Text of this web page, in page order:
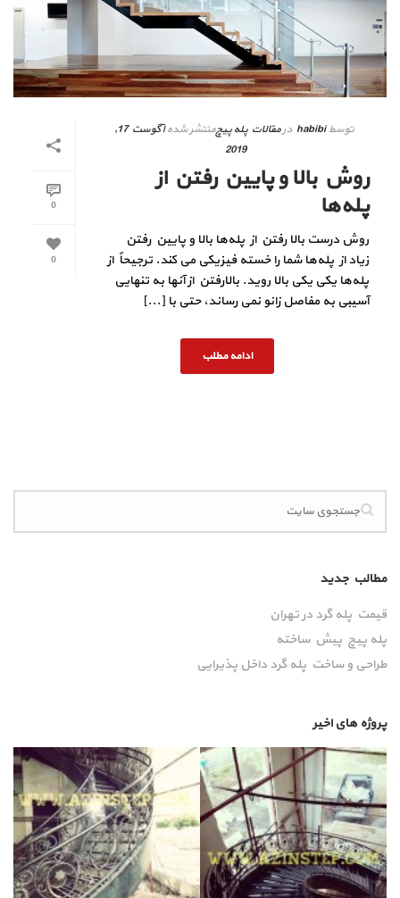
0
0
توسط habibi درمقالات پله پیچمنتشر شده
آگوست 17,
2019
روش بالا و پایین رفتن از
پله‌ها
روش درست بالا رفتن از پله‌ها بالا و پایین رفتن
زیاد از پله‌ها شما را خسته فیزیکی می کند. ترجیحاً از
پله‌ها یکی یکی بالا روید. بالارفتن از آنها به تنهایی
آسیبی به مفاصل زانو نمی رساند، حتی با [...]
ادامه مطلب
مطالب جدید
قیمت پله گرد در تهران
پله پیچ پیش‌ ساخته
طراحی و ساخت پله گرد داخل پذیرایی
پروژه های اخیر